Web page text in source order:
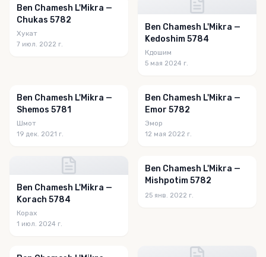
Ben Chamesh L'Mikra —
Chukas 5782
Хукат
7 июл. 2022 г.
Ben Chamesh L'Mikra —
Kedoshim 5784
Кдошим
5 мая 2024 г.
Ben Chamesh L'Mikra —
Shemos 5781
Шмот
19 дек. 2021 г.
Ben Chamesh L'Mikra —
Emor 5782
Эмор
12 мая 2022 г.
Ben Chamesh L'Mikra —
Korach 5784
Корах
1 июл. 2024 г.
Ben Chamesh L'Mikra —
Mishpotim 5782
25 янв. 2022 г.